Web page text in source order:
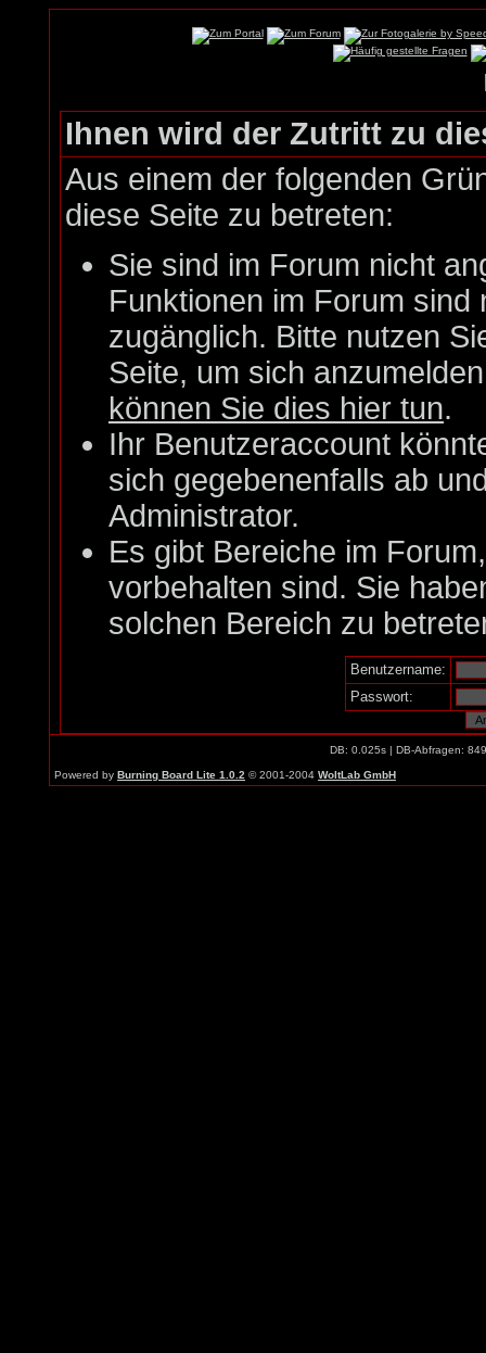
Ihnen wird der Zutritt zu
Aus einem der folgenden
diese Seite zu betreten:
Sie sind im Forum nicht
Funktionen im Forum
zugänglich. Bitte nutzen
Seite, um sich
können Sie dies hier tun.
Ihr Benutzeraccount
sich gegebenenfalls ab
Administrator.
Es gibt Bereiche im
vorbehalten sind. Sie
solchen Bereich zu
Benutzername:
Passwort:
DB: 0.025s | DB-Abfragen:
Powered by Burning Board Lite 1.0.2 © 2001-2004 WoltLab GmbH